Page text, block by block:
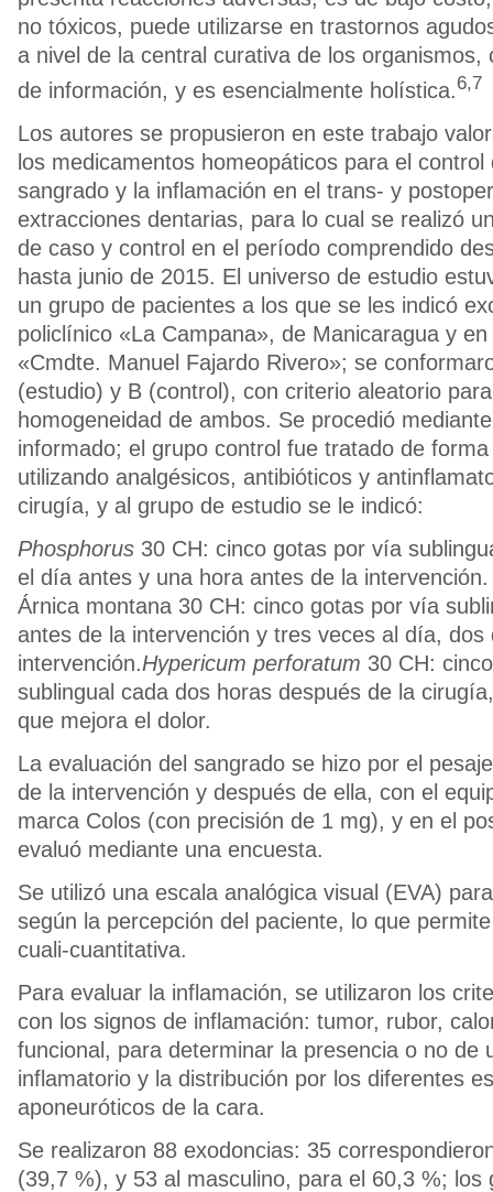
no tóxicos, puede utilizarse en trastornos
a nivel de la central curativa de los organismos,
de información, y es esencialmente holística.6,7
Los autores se propusieron en este trabajo
los medicamentos homeopáticos para el control
sangrado y la inflamación en el trans- y
extracciones dentarias, para lo cual se realizó
de caso y control en el período comprendido
hasta junio de 2015. El universo de estudio
un grupo de pacientes a los que se les indicó
policlínico «La Campana», de Manicaragua y
«Cmdte. Manuel Fajardo Rivero»; se
(estudio) y B (control), con criterio aleatorio
homogeneidad de ambos. Se procedió
informado; el grupo control fue tratado de
utilizando analgésicos, antibióticos y
cirugía, y al grupo de estudio se le indicó:
Phosphorus 30 CH: cinco gotas por vía
el día antes y una hora antes de la intervención.
Árnica montana 30 CH: cinco gotas por vía
antes de la intervención y tres veces al día,
intervención.Hypericum perforatum 30 CH:
sublingual cada dos horas después de la
que mejora el dolor.
La evaluación del sangrado se hizo por el
de la intervención y después de ella, con el
marca Colos (con precisión de 1 mg), y en el
evaluó mediante una encuesta.
Se utilizó una escala analógica visual (EVA)
según la percepción del paciente, lo que
cuali-cuantitativa.
Para evaluar la inflamación, se utilizaron los
con los signos de inflamación: tumor, rubor,
funcional, para determinar la presencia o no de
inflamatorio y la distribución por los diferentes
aponeuróticos de la cara.
Se realizaron 88 exodoncias: 35
(39,7 %), y 53 al masculino, para el 60,3 %; los